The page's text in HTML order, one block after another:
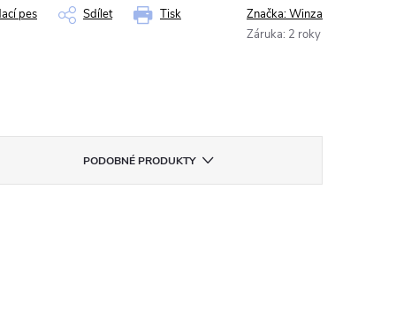
Tisk
pes Sdílet Značka:Winza
Záruka: 2 roky
PODOBNÉ PRODUKTY